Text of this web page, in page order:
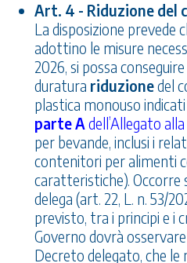
Art. 4 - Riduzione del
La disposizione prevede
adottino le misure
2026, si possa
duratura riduzionedel
plastica monouso
parte Adell’Allegato
per bevande, inclusi i
contenitori per alimenti
caratteristiche). Occorre
delega (art. 22, L. n. 53/
previsto, tra i principi e i
Governo dovrà
Decreto delegato, che le